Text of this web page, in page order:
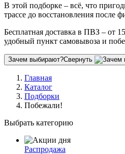
В этой подборке – всё, что
трассе до восстановления после
Бесплатная доставка в ПВЗ – от
удобный пункт самовывоза и
Зачем выбирают?Свернуть
Главная
Каталог
Подборки
Побежали!
Выбрать категорию
Распродажа